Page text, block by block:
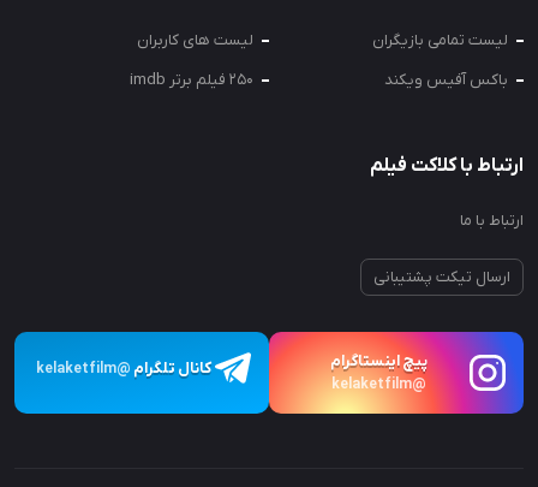
لیست تمامی بازیگران
لیست های کاربران
باکس آفیس ویکند
250 فیلم برتر imdb
ارتباط با کلاکت فیلم
ارتباط با ما
ارسال تیکت پشتیبانی
پیچ اینستاگرام
@kelaketfilm
کانال تلگرام @kelaketfilm